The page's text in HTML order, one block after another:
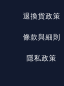
退換貨政策
條款與細則
隱私政策